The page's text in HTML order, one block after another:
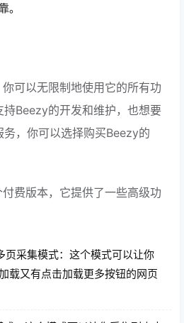
。
可以无限制地使用它的所有功
Beezy的开发和维护，也想要
，你可以选择购买Beezy的
费版本，它提供了一些高级功
页采集模式：这个模式可以让你
载又有点击加载更多按钮的网页